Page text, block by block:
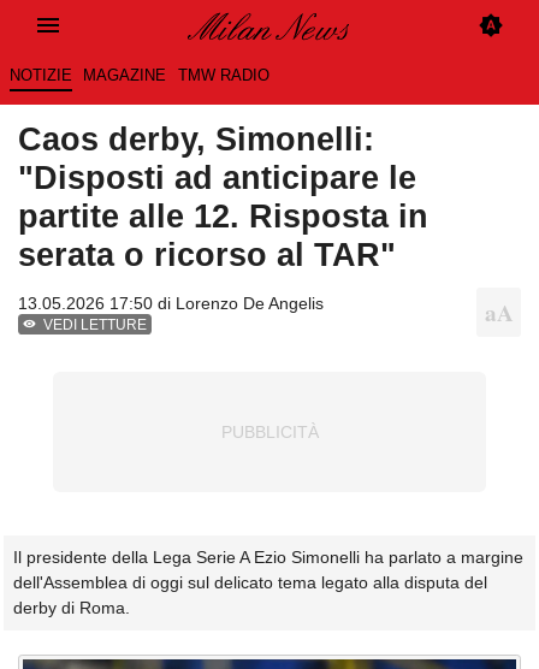
NOTIZIE MAGAZINE TMW RADIO
Caos derby, Simonelli:
"Disposti ad anticipare le
partite alle 12. Risposta in
serata o ricorso al TAR"
13.05.2026 17:50 di Lorenzo De Angelis
VEDI LETTURE
Il presidente della Lega Serie A Ezio Simonelli ha parlato a margine
dell'Assemblea di oggi sul delicato tema legato alla disputa del
derby di Roma.